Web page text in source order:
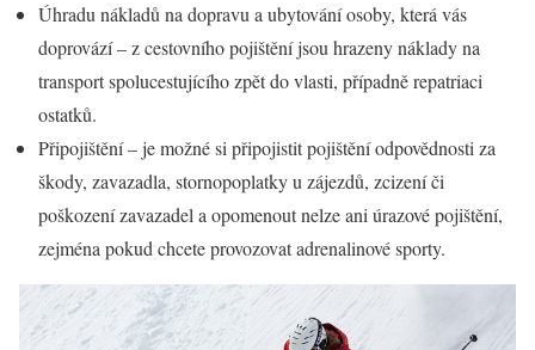
Úhradu nákladů na dopravu a ubytování osoby, která vás
doprovází – z cestovního pojištění jsou hrazeny náklady na
transport spolucestujícího zpět do vlasti, případně repatriaci
ostatků.
Připojištění – je možné si připojistit pojištění odpovědnosti za
škody, zavazadla, stornopoplatky u zájezdů, zcizení či
poškození zavazadel a opomenout nelze ani úrazové pojištění,
zejména pokud chcete provozovat adrenalinové sporty.